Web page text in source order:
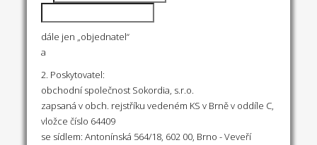
dále jen „objednatel“
a
2. Poskytovatel:
obchodní společnost Sokordia, s.r.o.
zapsaná v obch. rejstříku vedeném KS v Brně v oddíle C,
vložce číslo 64409
se sídlem: Antonínská 564/18, 602 00, Brno - Veveří